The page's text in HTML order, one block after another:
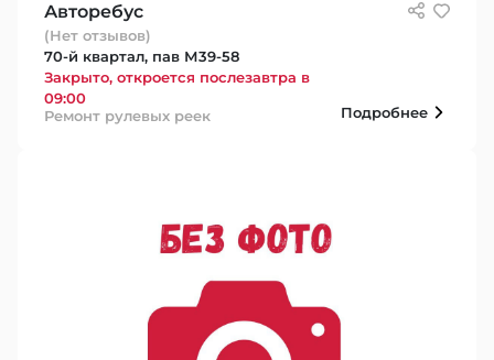
Авторебус
(Нет отзывов)
70-й квартал, пав М39-58
Закрыто, откроется послезавтра в
09:00
Ремонт рулевых реек
Подробнее